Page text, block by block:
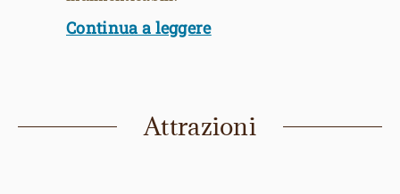
Continua a leggere
Attrazioni